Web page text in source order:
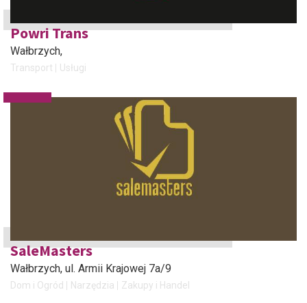
Powri Trans
Wałbrzych,
Transport Usługi
SaleMasters
Wałbrzych, ul. Armii Krajowej 7a/9
Dom i Ogród Narzędzia Zakupy i Handel